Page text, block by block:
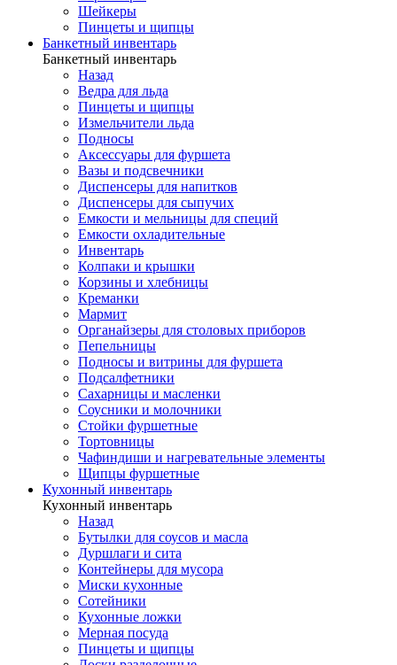
Шейкеры
Пинцеты и щипцы
Банкетный инвентарь
Банкетный инвентарь
Назад
Ведра для льда
Пинцеты и щипцы
Измельчители льда
Подносы
Аксессуары для фуршета
Вазы и подсвечники
Диспенсеры для напитков
Диспенсеры для сыпучих
Емкости и мельницы для специй
Емкости охладительные
Инвентарь
Колпаки и крышки
Корзины и хлебницы
Креманки
Мармит
Органайзеры для столовых приборов
Пепельницы
Подносы и витрины для фуршета
Подсалфетники
Сахарницы и масленки
Соусники и молочники
Стойки фуршетные
Тортовницы
Чафиндиши и нагревательные элементы
Щипцы фуршетные
Кухонный инвентарь
Кухонный инвентарь
Назад
Бутылки для соусов и масла
Дуршлаги и сита
Контейнеры для мусора
Миски кухонные
Сотейники
Кухонные ложки
Мерная посуда
Пинцеты и щипцы